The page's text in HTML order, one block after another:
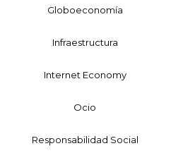
Globoeconomía
Infraestructura
Internet Economy
Ocio
Responsabilidad Social